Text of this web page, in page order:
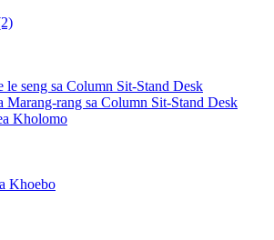
le seng sa Column Sit-Stand Desk
Marang-rang sa Column Sit-Stand Desk
Kholomo
Khoebo